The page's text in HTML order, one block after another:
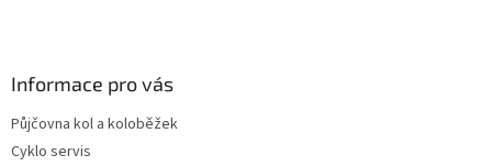
Informace pro vás
Půjčovna kol a koloběžek
Cyklo servis